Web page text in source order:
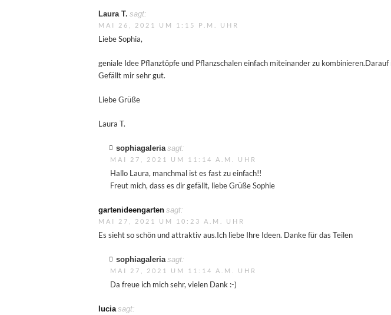
Laura T. sagt:
MAI 26, 2021 UM 1:15 P.M. UHR
Liebe Sophia,
geniale Idee Pflanztöpfe und Pflanzschalen einfach miteinander zu
Gefällt mir sehr gut.
Liebe Grüße
Laura T.
sophiagaleria sagt:
MAI 27, 2021 UM 11:14 A.M. UHR
Hallo Laura, manchmal ist es fast zu einfach!!
Freut mich, dass es dir gefällt, liebe Grüße Sophie
gartenideengarten sagt:
MAI 27, 2021 UM 10:23 A.M. UHR
Es sieht so schön und attraktiv aus.Ich liebe Ihre Ideen. Danke für das Teilen
sophiagaleria sagt:
MAI 27, 2021 UM 11:14 A.M. UHR
Da freue ich mich sehr, vielen Dank :-)
lucia sagt: